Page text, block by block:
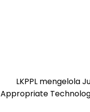
LKPPL mengelola
Appropriate